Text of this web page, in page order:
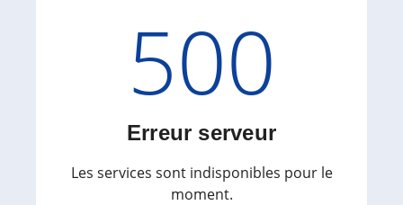
Code
500
Erreur serveur
Les services sont indisponibles pour le
moment.